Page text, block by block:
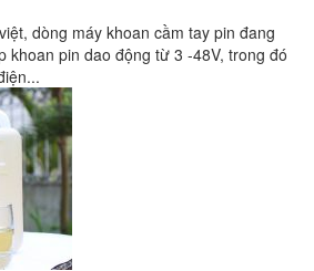
dòng máy khoan cầm tay pin đang
khoan pin dao động từ 3 -48V, trong đó